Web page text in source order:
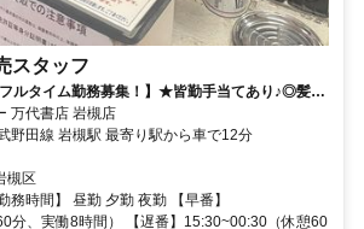
スタッフ
フルタイム勤務募集！】★皆勤手当てあり♪◎髪
ャレ自由♪
万代書店 岩槻店
野田線 岩槻駅 最寄り駅から車で12分
槻区
務時間】 昼勤 夕勤 夜勤 【早番】
分、実働8時間） 【遅番】15:30~00:30（休憩60